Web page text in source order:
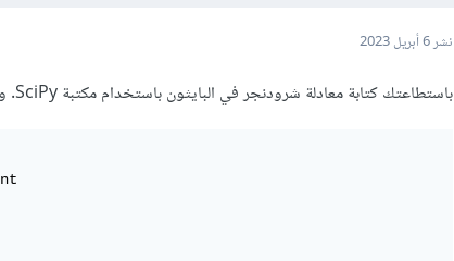
نشر6 أبريل 2023
باستطاعتك كتابة معادلة شرودنجر في البايثون باستخدام مكتبة SciPy. وفيما يلي مثال على كيفية فعل ذلك: